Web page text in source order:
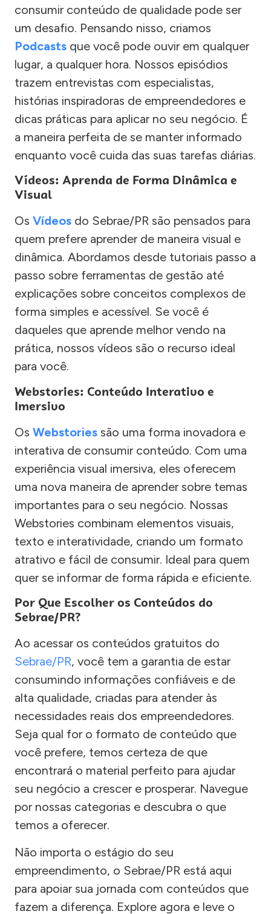
consumir conteúdo de qualidade pode ser
um desafio. Pensando nisso, criamos
Podcasts que você pode ouvir em qualquer
lugar, a qualquer hora. Nossos episódios
trazem entrevistas com especialistas,
histórias inspiradoras de empreendedores e
dicas práticas para aplicar no seu negócio. É
a maneira perfeita de se manter informado
enquanto você cuida das suas tarefas diárias.
Vídeos: Aprenda de Forma Dinâmica e
Visual
Os Vídeos do Sebrae/PR são pensados para
quem prefere aprender de maneira visual e
dinâmica. Abordamos desde tutoriais passo a
passo sobre ferramentas de gestão até
explicações sobre conceitos complexos de
forma simples e acessível. Se você é
daqueles que aprende melhor vendo na
prática, nossos vídeos são o recurso ideal
para você.
Webstories: Conteúdo Interativo e
Imersivo
Os Webstories são uma forma inovadora e
interativa de consumir conteúdo. Com uma
experiência visual imersiva, eles oferecem
uma nova maneira de aprender sobre temas
importantes para o seu negócio. Nossas
Webstories combinam elementos visuais,
texto e interatividade, criando um formato
atrativo e fácil de consumir. Ideal para quem
quer se informar de forma rápida e eficiente.
Por Que Escolher os Conteúdos do
Sebrae/PR?
Ao acessar os conteúdos gratuitos do
Sebrae/PR, você tem a garantia de estar
consumindo informações confiáveis e de
alta qualidade, criadas para atender às
necessidades reais dos empreendedores.
Seja qual for o formato de conteúdo que
você prefere, temos certeza de que
encontrará o material perfeito para ajudar
seu negócio a crescer e prosperar. Navegue
por nossas categorias e descubra o que
temos a oferecer.
Não importa o estágio do seu
empreendimento, o Sebrae/PR está aqui
para apoiar sua jornada com conteúdos que
fazem a diferença. Explore agora e leve o